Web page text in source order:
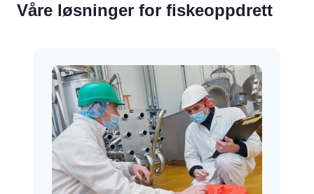
Våre løsninger for fiskeoppdrett